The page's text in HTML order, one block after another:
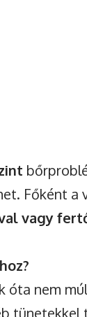
Főként a
vagy
óta nem
tünetekkel